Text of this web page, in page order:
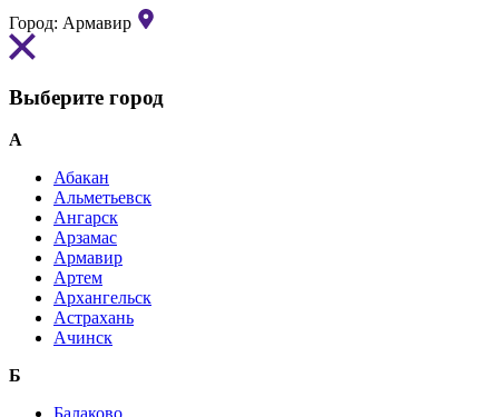
Город: Армавир
Выберите город
А
Абакан
Альметьевск
Ангарск
Арзамас
Армавир
Артем
Архангельск
Астрахань
Ачинск
Б